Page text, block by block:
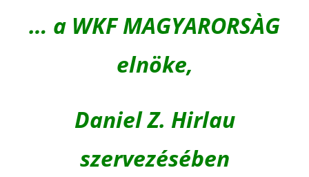
… a WKF MAGYARORSÀG
elnöke,
Daniel Z. Hirlau
szervezésében